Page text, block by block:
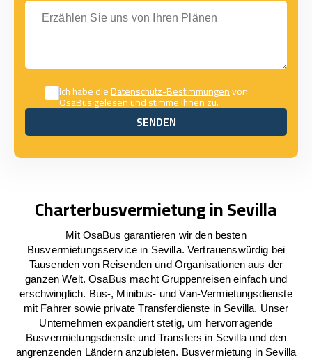
Erzählen Sie uns von Ihren Plänen
Ich habe dieDatenschutz-Bestimmungenvon
OsaBus gelesen und stimme ihnen zu.
SENDEN
SENDEN
Charterbusvermietung in Sevilla
Mit OsaBus garantieren wir den besten
Busvermietungsservice in Sevilla. Vertrauenswürdig bei
Tausenden von Reisenden und Organisationen aus der
ganzen Welt. OsaBus macht Gruppenreisen einfach und
erschwinglich. Bus-, Minibus- und Van-Vermietungsdienste
mit Fahrer sowie private Transferdienste in Sevilla. Unser
Unternehmen expandiert stetig, um hervorragende
Busvermietungsdienste und Transfers in Sevilla und den
angrenzenden Ländern anzubieten. Busvermietung in Sevilla